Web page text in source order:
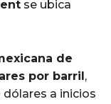
se ubica
de
por barril ,
a inicios